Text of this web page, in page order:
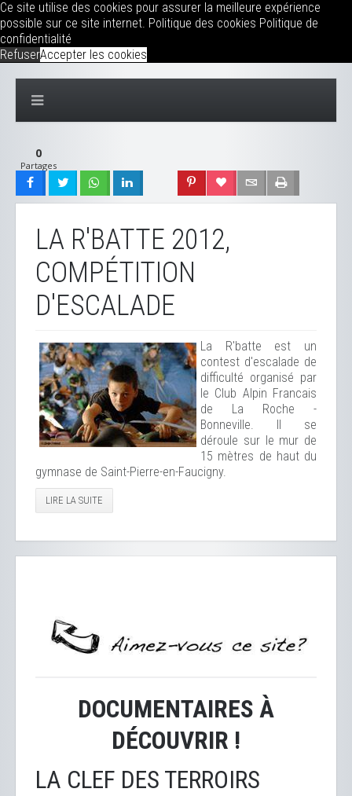
Ce site utilise des cookies pour assurer la meilleure expérience
possible sur ce site internet. Politique des cookies Politique de
confidentialité
RefuserAccepter les cookies
0
Partages
LA R'BATTE 2012,
COMPÉTITION
D'ESCALADE
La R'batte est un
contest d'escalade de
difficulté organisé par
le Club Alpin Francais
de La Roche -
Bonneville. Il se
déroule sur le mur de
15 mètres de haut du
gymnase de Saint-Pierre-en-Faucigny.
LIRE LA SUITE
DOCUMENTAIRES À
DÉCOUVRIR !
LA CLEF DES TERROIRS